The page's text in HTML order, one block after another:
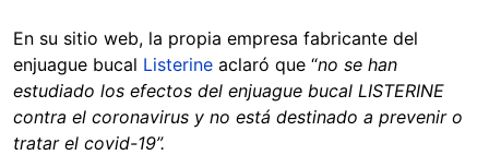
En su sitio web, la propia empresa fabricante del
enjuague bucal Listerine aclaró que “no se han
estudiado los efectos del enjuague bucal LISTERINE
contra el coronavirus y no está destinado a prevenir o
tratar el covid-19”.